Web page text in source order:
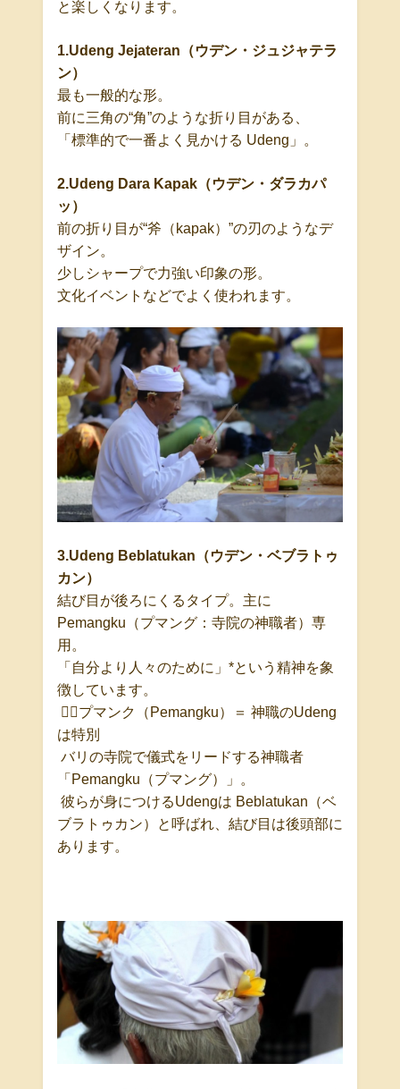
と楽しくなります。
1.Udeng Jejateran （ウデン・ジュジャテラ
ン）
最も一般的な形。
前に三角の“角”のような折り目がある、
「標準的で一番よく見かける Udeng 」 。
2.Udeng Dara Kapak （ウデン・ダラカパ
ッ）
前の折り目が“斧（ kapak） ”の刃のようなデ
ザイン。
少しシャープで力強い印象の形。
文化イベントなどでよく使われます。
3.Udeng Beblatukan （ウデン・ベブラトゥ
カン）
結び目が後ろにくるタイプ。 主に
Pemangku （プマング：寺院の神職者） 専
用。
「自分より人々のために」 *という精神を象
徴しています。
👳‍♂プマンク（ Pemangku）＝ 神職のUdeng
は特別
バリの寺院で儀式をリードする神職者
「 Pemangku （プマング）」。
彼らが身につけるUdengは Beblatukan （ベ
ブラトゥカン）
と呼ばれ、 結び目は後頭部に
あります。